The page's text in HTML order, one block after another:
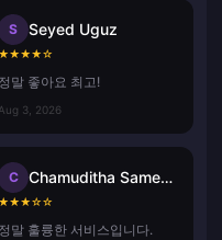
S Seyed Uguz
★★★★☆
정말 좋아요 최고!
Aug 3, 2026
C Chamuditha Sameenath
★★★☆☆
정말 훌륭한 서비스입니다.